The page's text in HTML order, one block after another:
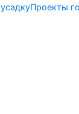
Проекты